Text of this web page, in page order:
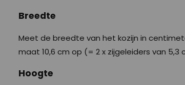
Breedte
Meet de breedte van het kozijn in
maat 10,6 cm op (= 2 x zijgeleiders van
Hoogte